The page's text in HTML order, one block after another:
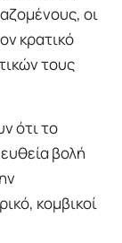
οι
κρατικό
τους
ότι το
βολή
κομβικοί